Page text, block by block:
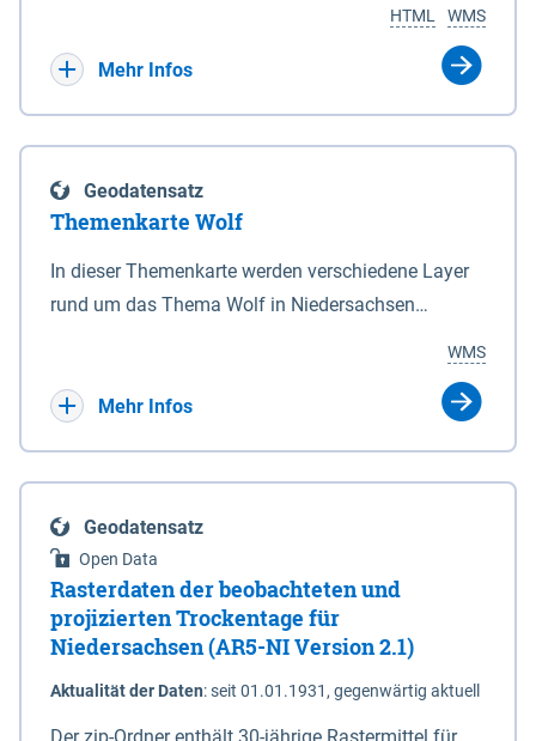
Deichbehörde durch Verordnung ausspricht. Für
enthalten. Sperrwerke Sperrwerke sind Bauwerke
mit Sperrvorrichtungen in Tidegewässern, die dem
Schutz eines Gebietes vor erhöhten Tiden, vor allem
vor Sturmfluten, zu dienen bestimmt sind (§2 Abs.3
Eigenschaft eines Sperrwerkes durch Widmung, die
die Deichbehörde durch Verordnung ausspricht.
WMS
HTML
Mehr Infos
Geodatensatz
Themenkarte Wolf
In dieser Themenkarte werden verschiedene Layer
rund um das Thema Wolf in Niedersachsen
sowie Status der bestehenden Wolfsterritorien im
laufenden Monitoringjahr.
WMS
Mehr Infos
Geodatensatz
Open Data
Rasterdaten der beobachteten und
projizierten Trockentage für
Niedersachsen (AR5-NI Version 2.1)
Aktualität der Daten:seit 01.01.1931, gegenwärtig aktuell